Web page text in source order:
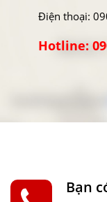
Điện thoại:
Hotline:
Bạn